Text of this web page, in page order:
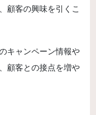
顧客の興味を引くこ
キャンペーン情報や
顧客との接点を増や